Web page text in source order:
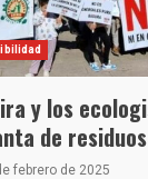
y los
de residuos
febrero de 2025